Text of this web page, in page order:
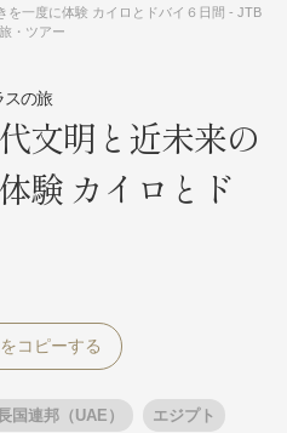
を一度に体験 カイロとドバイ６日間 - JTB
・ツアー
スの旅
文明と近未来の
験 カイロとド
国連邦（UAE） エジプト